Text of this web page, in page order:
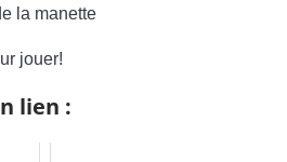
la manette
jouer!
lien :